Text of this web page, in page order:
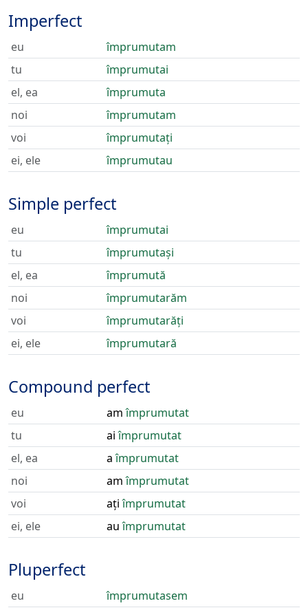
Imperfect
eu
împrumutam
tu
împrumutai
el, ea
împrumuta
noi
împrumutam
voi
împrumutați
ei, ele
împrumutau
Simple perfect
eu
împrumutai
tu
împrumutași
el, ea
împrumută
noi
împrumutarăm
voi
împrumutarăți
ei, ele
împrumutară
Compound perfect
eu amîmprumutat
tu
aiîmprumutat
el, ea
aîmprumutat
noi
amîmprumutat
voi
ațiîmprumutat
ei, ele
auîmprumutat
Pluperfect
eu
împrumutasem